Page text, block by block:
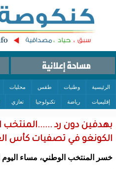
الرئيسية وطنيات طقس محليات
إقليميات رياضة تكنولوجيا تعازي
بهدفين دون رد
الكونغو في تصفيات كأس
خسر المنتخب الوطني، مساء اليوم